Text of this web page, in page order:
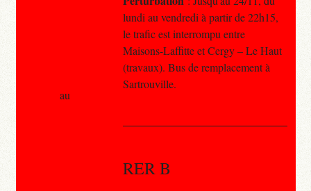
lundi au vendredi à partir de 22h15,
le trafic est interrompu entre
Maisons-Laffitte et Cergy – Le Haut
(travaux). Bus de remplacement à
Sartrouville.
RER B
au